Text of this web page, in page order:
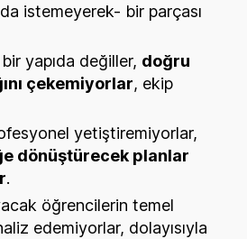
istemeyerek- bir parçası
yapıda değiller, doğru
çekemiyorlar, ekip
yetiştiremiyorlar,
dönüştürecek planlar
.
öğrencilerin temel
edemiyorlar, dolayısıyla